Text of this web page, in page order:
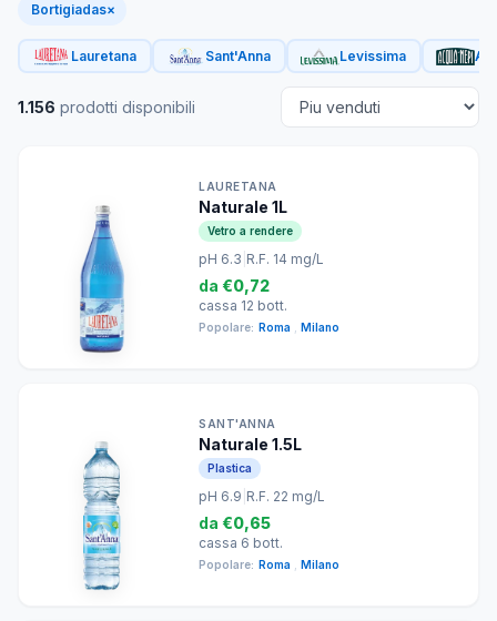
Bortigiadas×
Lauretana Sant'Anna Levissima
1.156 prodotti disponibili
LAURETANA
Naturale 1L
Vetro a rendere
pH 6.3 R.F. 14 mg/L
da €0,72
cassa 12 bott.
Popolare: Roma Milano
SANT'ANNA
Naturale 1.5L
Plastica
pH 6.9 R.F. 22 mg/L
da €0,65
cassa 6 bott.
Popolare: Roma Milano